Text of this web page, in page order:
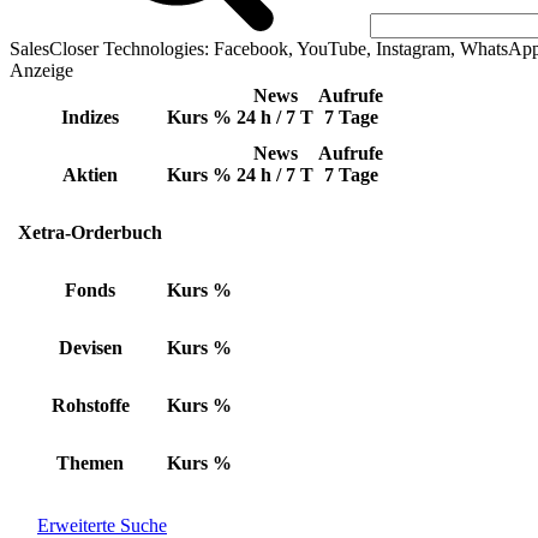
SalesCloser Technologies: Facebook, YouTube, Instagram,
Anzeige
Indizes Kurs %
News
24 h / 7 T
Aufrufe
7 Tage
Aktien Kurs %
News
24 h / 7 T
Aufrufe
7 Tage
Xetra-Orderbuch
Fonds Kurs %
Devisen Kurs %
Rohstoffe Kurs %
Themen Kurs %
Erweiterte Suche